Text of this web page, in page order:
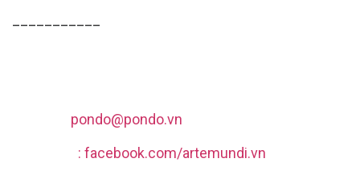
pondo@pondo.vn
: facebook.com/artemundi.vn